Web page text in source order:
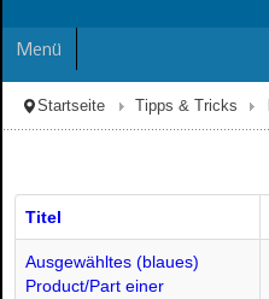
Menü
Startseite Tipps & Tricks
Titel
Ausgewähltes (blaues)
Product/Part einer